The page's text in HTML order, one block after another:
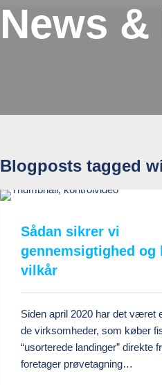
News
Blogposts tagged
Sådan sikrer vi
gennemsigtighed og
vilkår
Siden april 2020 har det været
de virksomheder, som køber
“usorterede landinger” direkte
foretager prøvetagning…